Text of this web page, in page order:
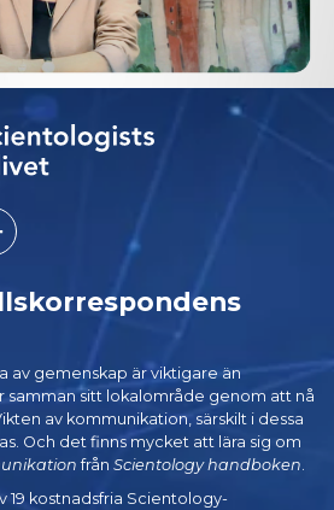
av gemenskap är viktigare än
samman sitt lokalområde genom att nå
av kommunikation, särskilt i dessa
Och det finns mycket att lära sig om
från Scientology handboken
19 kostnadsfria Scientology-